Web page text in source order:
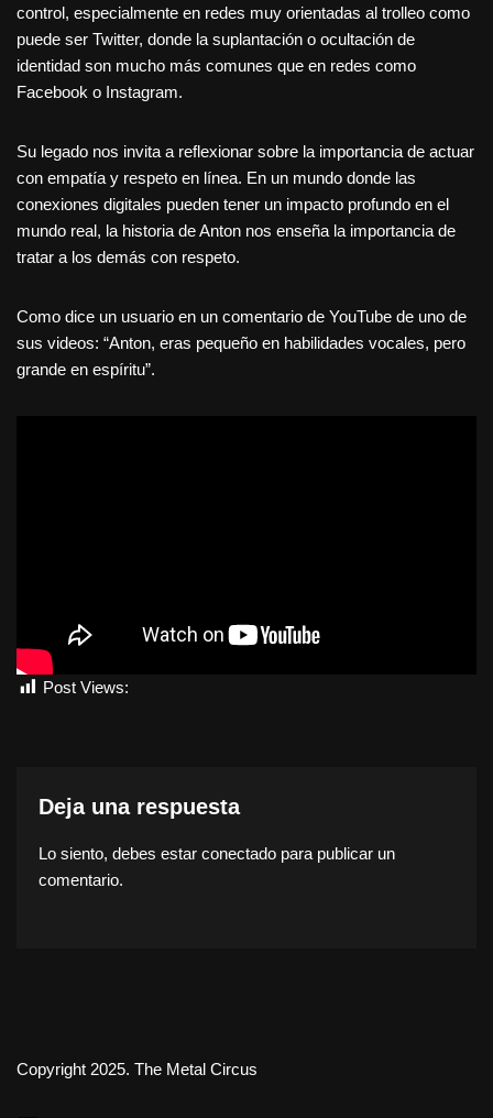
control, especialmente en redes muy orientadas al trolleo como
puede ser Twitter, donde la suplantación o ocultación de
identidad son mucho más comunes que en redes como
Facebook o Instagram.
Su legado nos invita a reflexionar sobre la importancia de actuar
con empatía y respeto en línea. En un mundo donde las
conexiones digitales pueden tener un impacto profundo en el
mundo real, la historia de Anton nos enseña la importancia de
tratar a los demás con respeto.
Como dice un usuario en un comentario de YouTube de uno de
sus videos: “Anton, eras pequeño en habilidades vocales, pero
grande en espíritu”.
Post Views:
Deja una respuesta
Lo siento, debes estar conectado para publicar un
comentario.
Copyright 2025. The Metal Circus